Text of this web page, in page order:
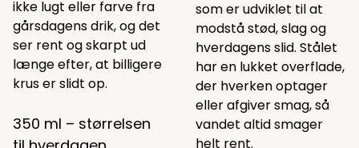
ikke lugt eller farve fra
gårsdagens drik, og det
ser rent og skarpt ud
længe efter, at billigere
krus er slidt op.
350 ml – størrelsen
som er udviklet til at
modstå stød, slag og
hverdagens slid. Stålet
har en lukket overflade,
der hverken optager
eller afgiver smag, så
vandet altid smager
helt rent.